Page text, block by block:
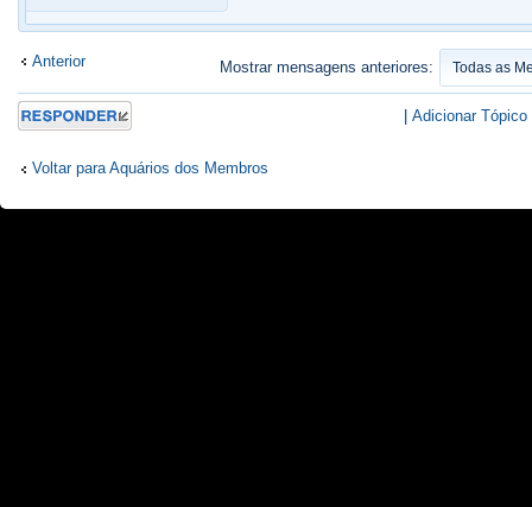
Anterior Mostrar mensagens anteriores:
Responder Adicionar
Voltar para Aquários dos Membros